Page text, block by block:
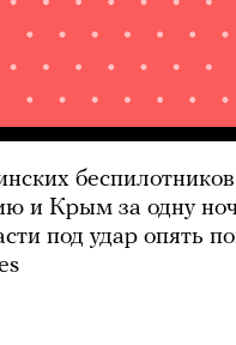
беспилотников
и Крым за одну
под удар опять